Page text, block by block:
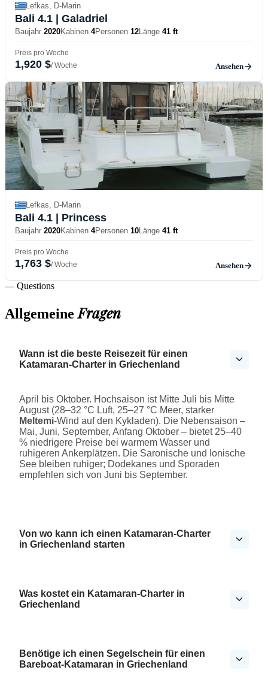
Lefkas, D-Marin
Bali 4.1 | Galadriel
Baujahr 2020Kabinen 4Personen 12Länge 41 ft
Preis pro Woche
1,920 $/ Woche Ansehen
Lefkas, D-Marin
Bali 4.1 | Princess
Baujahr 2020Kabinen 4Personen 10Länge 41 ft
Preis pro Woche
1,763 $/ Woche Ansehen
— Questions
AllgemeineFragen
Wann ist die beste Reisezeit für einen
Katamaran-Charter in Griechenland
April bis Oktober. Hochsaison ist Mitte Juli bis Mitte
August (28–32 °C Luft, 25–27 °C Meer, starker
Meltemi-Wind auf den Kykladen). Die Nebensaison –
Mai, Juni, September, Anfang Oktober – bietet 25–40
% niedrigere Preise bei warmem Wasser und
ruhigeren Ankerplätzen. Die Saronische und Ionische
See bleiben ruhiger; Dodekanes und Sporaden
empfehlen sich von Juni bis September.
Von wo kann ich einen Katamaran-Charter
in Griechenland starten
Was kostet ein Katamaran-Charter in
Griechenland
Benötige ich einen Segelschein für einen
Bareboat-Katamaran in Griechenland